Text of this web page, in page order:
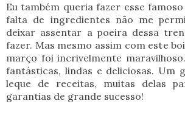
Eu também queria fazer esse
falta de ingredientes não me
deixar assentar a poeira dessa
fazer. Mas mesmo assim com este
março foi incrivelmente
fantásticas, lindas e deliciosas. Um
leque de receitas, muitas delas
garantias de grande sucesso!